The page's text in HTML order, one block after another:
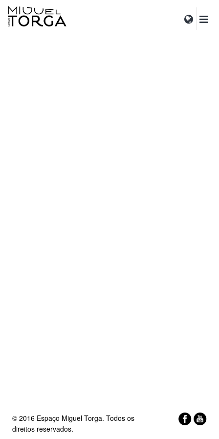
© 2016 Espaço Miguel Torga. Todos os
direitos reservados.